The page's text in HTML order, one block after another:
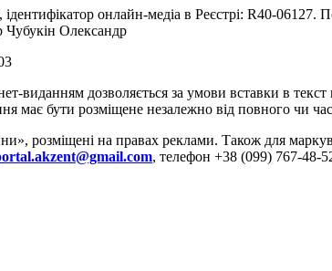
онлайн-медіа в Реєстрі: R40-
Олександр
виданням дозволяється за умови вставки в
має бути розміщене незалежно від повного чи
розміщені на правах реклами. Також для
, телефон +38 (099) 767-48-